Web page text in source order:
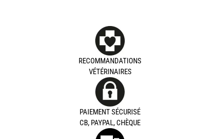
RECOMMANDATIONS
VÉTÉRINAIRES
PAIEMENT SÉCURISÉ
CB, PAYPAL, CHÈQUE